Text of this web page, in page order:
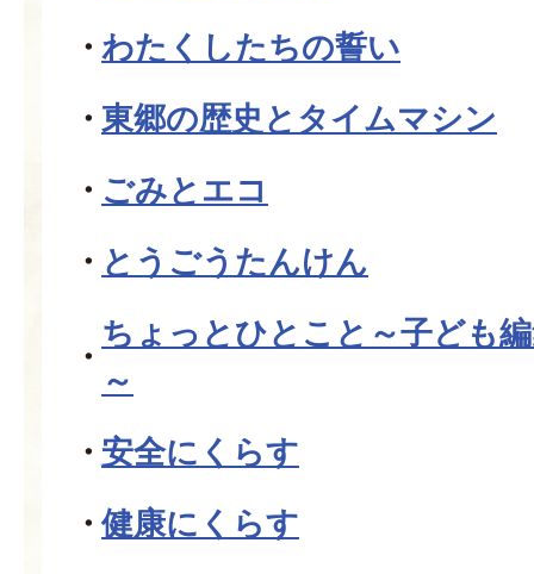
わたくしたちの誓い
東郷の歴史とタイムマシン
ごみとエコ
とうごうたんけん
ちょっとひとこと～子ども
～
安全にくらす
健康にくらす